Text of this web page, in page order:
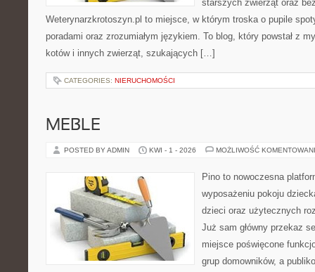
starszych zwierząt oraz
Weterynarzkrotoszyn.pl to miejsce, w którym troska o pupile
poradami oraz zrozumiałym językiem. To blog, który powstał z
kotów i innych zwierząt, szukających […]
CATEGORIES: NIERUCHOMOŚCI
MEBLE
POSTED BY ADMIN KWI - 1 - 2026 MOŻLIWOŚĆ
Pino to nowoczesna
wyposażeniu pokoju
dzieci oraz użytecznych
Już sam główny przekaz
miejsce poświęcone
grup domowników, a